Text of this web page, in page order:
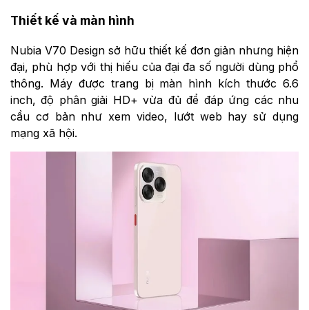
Thiết kế và màn hình
Nubia V70 Design sở hữu thiết kế đơn giản nhưng hiện
đại, phù hợp với thị hiếu của đại đa số người dùng phổ
thông. Máy được trang bị màn hình kích thước 6.6
inch, độ phân giải HD+ vừa đủ để đáp ứng các nhu
cầu cơ bản như xem video, lướt web hay sử dụng
mạng xã hội.